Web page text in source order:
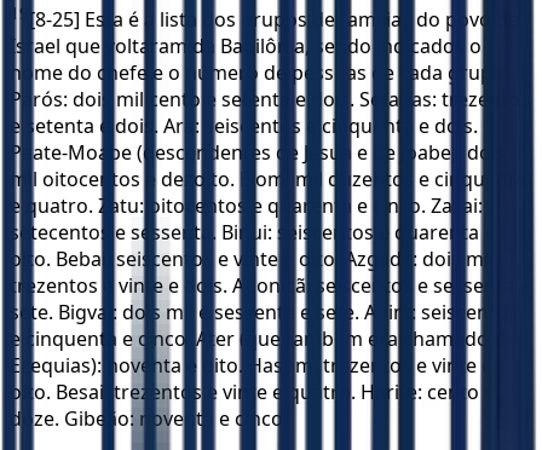
19 [8-25] Esta é a lista dos grupos de famílias do povo de
Israel que voltaram da Babilônia, sendo indicados o
nome do chefe e o número de pessoas de cada grupo:
Parós: dois mil cento e setenta e dois. Sefatias: trezentos
e setenta e dois. Ará: seiscentos e cinquenta e dois.
Paate-Moabe (descendentes de Jesua e de Joabe): dois
mil oitocentos e dezoito. Elom: mil duzentos e cinquenta
e quatro. Zatu: oitocentos e quarenta e cinco. Zacai:
setecentos e sessenta. Binui: seiscentos e quarenta e
oito. Bebai: seiscentos e vinte e oito. Azgade: dois mil
trezentos e vinte e dois. Adonicã: seiscentos e sessenta e
sete. Bigvai: dois mil e sessenta e sete. Adim: seiscentos
e cinquenta e cinco. Ater (que também era chamado de
Ezequias): noventa e oito. Hasum: trezentos e vinte e
oito. Besai: trezentos e vinte e quatro. Harife: cento e
doze. Gibeão: noventa e cinco.